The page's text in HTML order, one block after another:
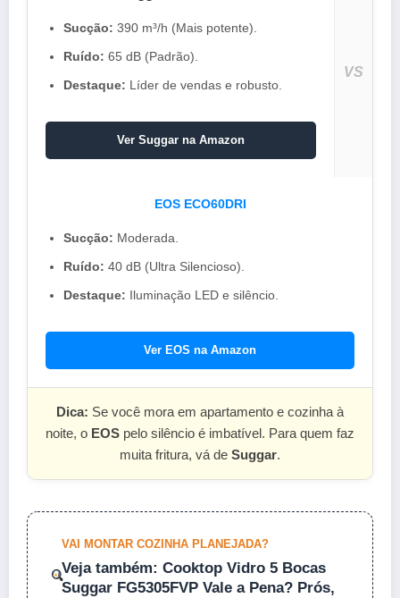
Sucção: 390 m³/h (Mais potente).
Ruído: 65 dB (Padrão).
Destaque: Líder de vendas e robusto.
Ver Suggar na Amazon
VS
EOS ECO60DRI
Sucção: Moderada.
Ruído: 40 dB (Ultra Silencioso).
Destaque: Iluminação LED e silêncio.
Ver EOS na Amazon
Dica: Se você mora em apartamento e cozinha à
noite, o EOS pelo silêncio é imbatível. Para quem faz
muita fritura, vá de Suggar.
VAI MONTAR COZINHA PLANEJADA?
Veja também: Cooktop Vidro 5 Bocas
Suggar FG5305FVP Vale a Pena? Prós,